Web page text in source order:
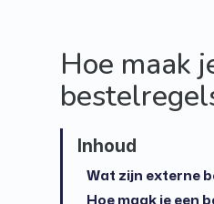
Hoe maak
Wat zijn externe
Hoe maak je een